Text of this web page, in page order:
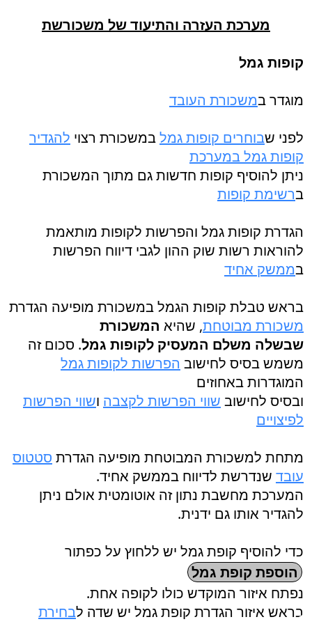
מערכת העזרה והתיעוד של משכורשת
קופות גמל
מוגדר במשכורת העובד
לפני שבוחרים קופות גמלבמשכורת רצוי להגדיר
קופות גמל במערכת
ניתן להוסיף קופות חדשות גם מתוך המשכורת
ברשימת קופות
הגדרת קופות גמל והפרשות לקופות מותאמת
להוראות רשות שוק ההון לגבי דיווח הפרשות
בממשק אחיד
בראש טבלת קופות הגמל במשכורת מופיעה הגדרת
משכורת מבוטחת, שהיא המשכורת
שבשלה משלם המעסיק לקופות גמל. סכום זה
משמש בסיס לחישוב הפרשות לקופות גמל
המוגדרות באחוזים
ובסיס לחישוב שווי הפרשות לקצבה ושווי הפרשות
לפיצויים
מתחת למשכורת המבוטחת מופיעה הגדרת סטטוס
עובד שנדרשת לדיווח בממשק אחיד.
המערכת מחשבת נתון זה אוטומטית אולם ניתן
להגדיר אותו גם ידנית.
כדי להוסיף קופת גמל יש ללחוץ על כפתור
הוספת קופת גמל
נפתח איזור המוקדש כולו לקופה אחת.
בראש איזור הגדרת קופת גמל יש שדה לבחירת